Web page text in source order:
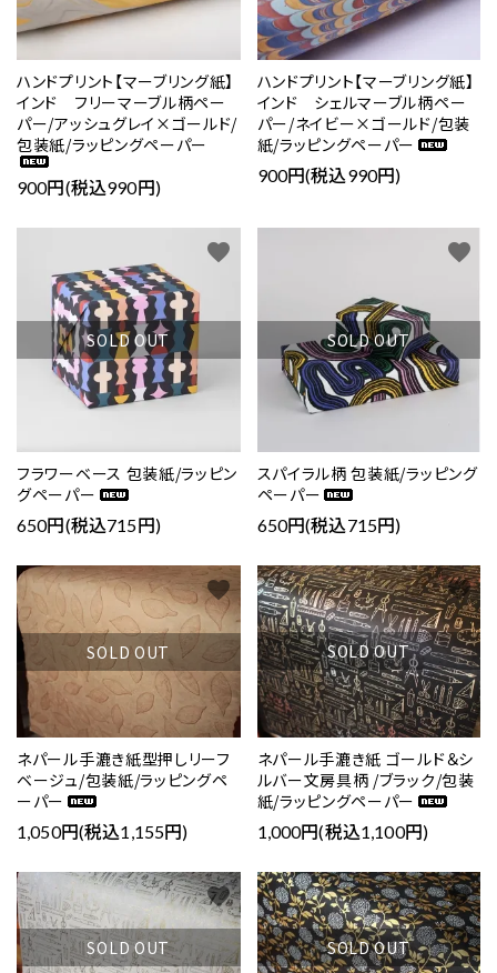
ハンドプリント【マーブリング紙】
インド フリーマーブル柄ペー
パー/アッシュグレイ×ゴールド/
包装紙/ラッピングペーパー
900円(税込990円)
ハンドプリント【マーブリング紙】
インド シェルマーブル柄ペー
パー/ネイビー×ゴールド/包装
紙/ラッピングペーパー
900円(税込990円)
SOLD OUT
フラワーベース 包装紙/ラッピン
グペーパー
650円(税込715円)
favorite
SOLD OUT
スパイラル柄 包装紙/ラッピング
ペーパー
650円(税込715円)
favorite
SOLD OUT
ネパール手漉き紙型押しリーフ
ベージュ/包装紙/ラッピングペ
ーパー
1,050円(税込1,155円)
favorite
SOLD OUT
ネパール手漉き紙 ゴールド＆シ
ルバー文房具柄 /ブラック/包装
紙/ラッピングペーパー
1,000円(税込1,100円)
favorite
SOLD OUT
favorite
SOLD OUT
favorite